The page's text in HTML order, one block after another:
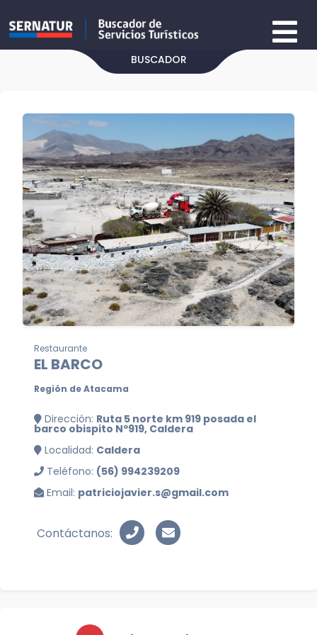
BUSCADOR
Restaurante
EL BARCO
Región de Atacama
Dirección: Ruta 5 norte km 919 posada el
barco obispito Nº919, Caldera
Localidad: Caldera
Teléfono: (56) 994239209
Email: patriciojavier.s@gmail.com
Contáctanos: